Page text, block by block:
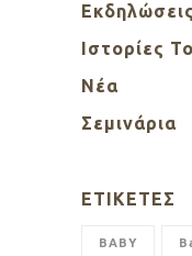
Εκδηλώσεις
Ιστορίες
Νέα
Σεμινάρια
ΕΤΙΚΈΤΕΣ
BABY